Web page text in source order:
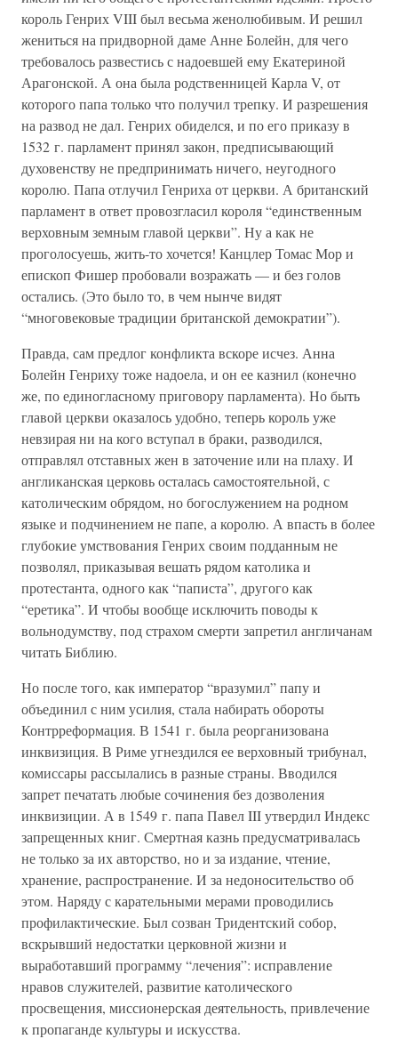
король Генрих VIII был весьма женолюбивым. И решил
жениться на придворной даме Анне Болейн, для чего
требовалось развестись с надоевшей ему Екатериной
Арагонской. А она была родственницей Карла V, от
которого папа только что получил трепку. И разрешения
на развод не дал. Генрих обиделся, и по его приказу в
1532 г. парламент принял закон, предписывающий
духовенству не предпринимать ничего, неугодного
королю. Папа отлучил Генриха от церкви. А британский
парламент в ответ провозгласил короля “единственным
верховным земным главой церкви”. Ну а как не
проголосуешь, жить-то хочется! Канцлер Томас Мор и
епископ Фишер пробовали возражать — и без голов
остались. (Это было то, в чем нынче видят
“многовековые традиции британской демократии”).
Правда, сам предлог конфликта вскоре исчез. Анна
Болейн Генриху тоже надоела, и он ее казнил (конечно
же, по единогласному приговору парламента). Но быть
главой церкви оказалось удобно, теперь король уже
невзирая ни на кого вступал в браки, разводился,
отправлял отставных жен в заточение или на плаху. И
англиканская церковь осталась самостоятельной, с
католическим обрядом, но богослужением на родном
языке и подчинением не папе, а королю. А впасть в более
глубокие умствования Генрих своим подданным не
позволял, приказывая вешать рядом католика и
протестанта, одного как “паписта”, другого как
“еретика”. И чтобы вообще исключить поводы к
вольнодумству, под страхом смерти запретил англичанам
читать Библию.
Но после того, как император “вразумил” папу и
объединил с ним усилия, стала набирать обороты
Контрреформация. В 1541 г. была реорганизована
инквизиция. В Риме угнездился ее верховный трибунал,
комиссары рассылались в разные страны. Вводился
запрет печатать любые сочинения без дозволения
инквизиции. А в 1549 г. папа Павел III утвердил Индекс
запрещенных книг. Смертная казнь предусматривалась
не только за их авторство, но и за издание, чтение,
хранение, распространение. И за недоносительство об
этом. Наряду с карательными мерами проводились
профилактические. Был созван Тридентский собор,
вскрывший недостатки церковной жизни и
выработавший программу “лечения”: исправление
нравов служителей, развитие католического
просвещения, миссионерская деятельность, привлечение
к пропаганде культуры и искусства.